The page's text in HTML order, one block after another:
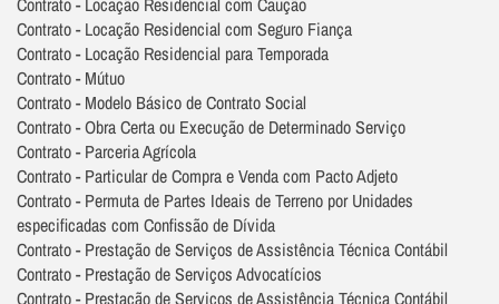
Contrato - Locação Residencial com Seguro Fiança
Contrato - Locação Residencial para Temporada
Contrato - Mútuo
Contrato - Modelo Básico de Contrato Social
Contrato - Obra Certa ou Execução de Determinado Serviço
Contrato - Parceria Agrícola
Contrato - Particular de Compra e Venda com Pacto Adjeto
Contrato - Permuta de Partes Ideais de Terreno por Unidades
especificadas com Confissão de Dívida
Contrato - Prestação de Serviços de Assistência Técnica Contábil
Contrato - Prestação de Serviços Advocatícios
Contrato - Prestação de Serviços de Assistência Técnica Contábil